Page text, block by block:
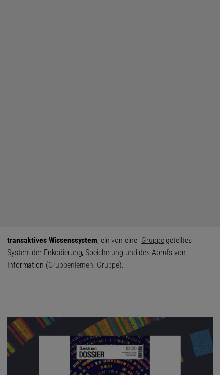
transaktives Wissenssystem, ein von einer Gruppe geteiltes
System der Enkodierung, Speicherung und des Abrufs von
Information (Gruppenlernen, Gruppe).